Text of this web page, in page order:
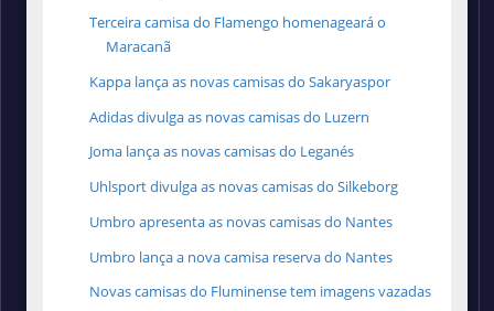
Terceira camisa do Flamengo homenageará o
Maracanã
Kappa lança as novas camisas do Sakaryaspor
Adidas divulga as novas camisas do Luzern
Joma lança as novas camisas do Leganés
Uhlsport divulga as novas camisas do Silkeborg
Umbro apresenta as novas camisas do Nantes
Umbro lança a nova camisa reserva do Nantes
Novas camisas do Fluminense tem imagens vazadas